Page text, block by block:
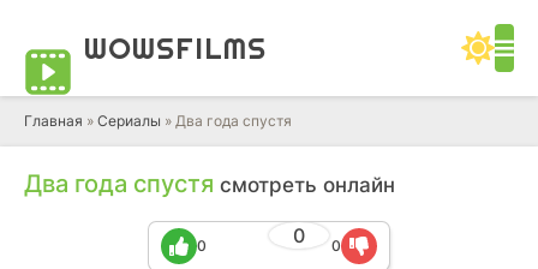
WOWSFILMS
Главная » Сериалы » Два года спустя
Два года спустя смотреть онлайн
0
0 0